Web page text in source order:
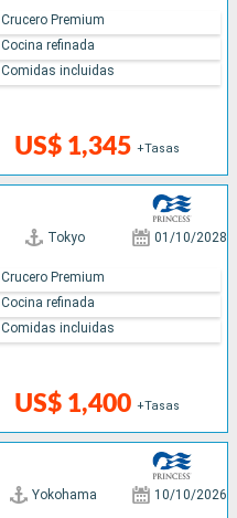
US$ 1,345 +Tasas
Crucero Premium
Cocina refinada
Comidas incluidas
Tokyo 01/10/2028
US$ 1,400 +Tasas
Crucero Premium
Cocina refinada
Comidas incluidas
Yokohama 10/10/2026